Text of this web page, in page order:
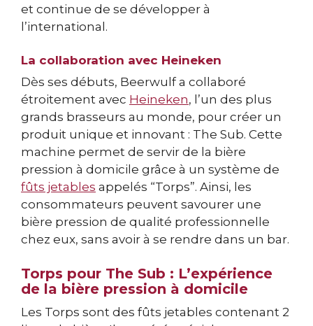
et continue de se développer à
l’international.
La collaboration avec Heineken
Dès ses débuts, Beerwulf a collaboré
étroitement avec Heineken, l’un des plus
grands brasseurs au monde, pour créer un
produit unique et innovant : The Sub. Cette
machine permet de servir de la bière
pression à domicile grâce à un système de
fûts jetables appelés “Torps”. Ainsi, les
consommateurs peuvent savourer une
bière pression de qualité professionnelle
chez eux, sans avoir à se rendre dans un bar.
Torps pour The Sub : L’expérience
de la bière pression à domicile
Les Torps sont des fûts jetables contenant 2